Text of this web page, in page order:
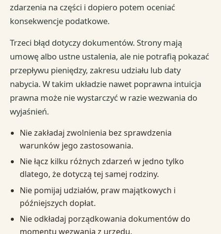
zdarzenia na części i dopiero potem oceniać
konsekwencje podatkowe.
Trzeci błąd dotyczy dokumentów. Strony mają
umowę albo ustne ustalenia, ale nie potrafią pokazać
przepływu pieniędzy, zakresu udziału lub daty
nabycia. W takim układzie nawet poprawna intuicja
prawna może nie wystarczyć w razie wezwania do
wyjaśnień.
Nie zakładaj zwolnienia bez sprawdzenia
warunków jego zastosowania.
Nie łącz kilku różnych zdarzeń w jedno tylko
dlatego, że dotyczą tej samej rodziny.
Nie pomijaj udziałów, praw majątkowych i
późniejszych dopłat.
Nie odkładaj porządkowania dokumentów do
momentu wezwania z urzędu.